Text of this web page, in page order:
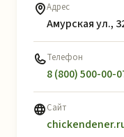
Адрес
Амурская ул.,
Телефон
8 (800) 500-00-
Сайт